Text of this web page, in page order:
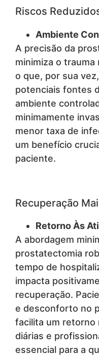
Riscos
Ambiente
A precisão da
minimiza o
o que, por sua
potenciais fontes
ambiente
minimamente
menor taxa de
um benefício
paciente.
Recuperação
Retorno Às
A abordagem
prostatectomia
tempo de
impacta
recuperação.
e desconforto no
facilita um retorno
diárias e
essencial para a